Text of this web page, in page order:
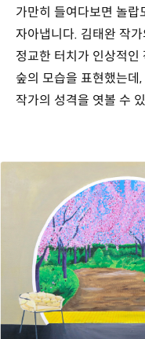
가만히 들여다보면 놀랍
자아냅니다. 김태완 작
정교한 터치가 인상적인
숲의 모습을 표현했는데
작가의 성격을 엿볼 수